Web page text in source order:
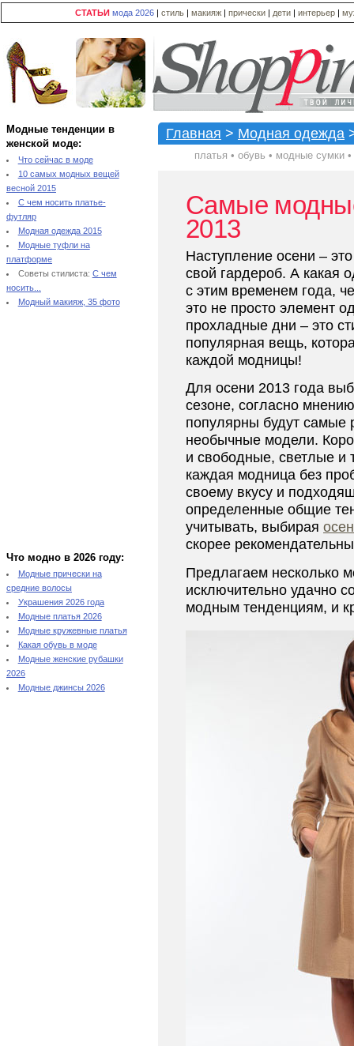
СТАТЬИ мода 2026 | стиль | макияж | прически | дети | интерьер |
Модные тенденции в
женской моде:
Что сейчас в моде
10 самых модных вещей
весной 2015
С чем носить платье-
футляр
Модная одежда 2015
Модные туфли на
платформе
Советы стилиста: С чем
носить...
Модный макияж, 35 фото
Что модно в 2026 году:
Модные прически на
средние волосы
Украшения 2026 года
Модные платья 2026
Модные кружевные платья
Какая обувь в моде
Модные женские рубашки
2026
Модные джинсы 2026
Главная > Модная одежда
платья • обувь • модные сумки •
Самые
2013
Наступление осени –
свой гардероб. А какая
с этим временем года,
это не просто элемент
прохладные дни – это
популярная вещь,
каждой модницы!
Для осени 2013 года
сезоне, согласно
популярны будут самые
необычные модели.
и свободные, светлые и
каждая модница без
своему вкусу и
определенные общие
учитывать, выбирая
скорее
Предлагаем несколько
исключительно удачно
модным тенденциям, и